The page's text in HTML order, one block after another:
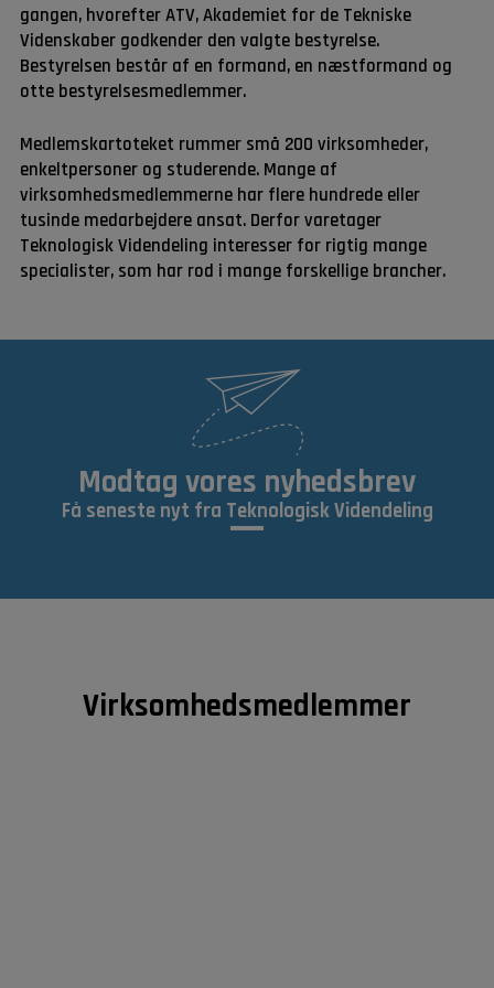
gangen, hvorefter ATV, Akademiet for de Tekniske
Videnskaber godkender den valgte bestyrelse.
Bestyrelsen består af en formand, en næstformand og
otte bestyrelsesmedlemmer.
Medlemskartoteket rummer små 200 virksomheder,
enkeltpersoner og studerende. Mange af
virksomhedsmedlemmerne har flere hundrede eller
tusinde medarbejdere ansat. Derfor varetager
Teknologisk Videndeling interesser for rigtig mange
specialister, som har rod i mange forskellige brancher.
Modtag vores nyhedsbrev
Få seneste nyt fra Teknologisk Videndeling
Virksomhedsmedlemmer